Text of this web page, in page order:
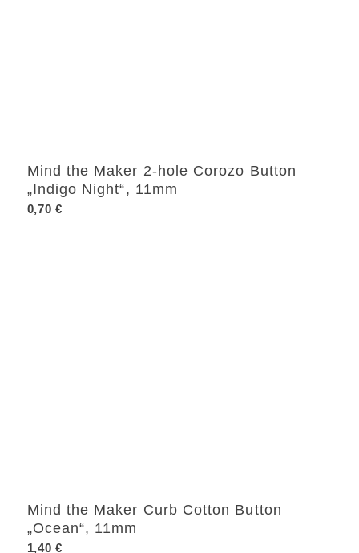
Mind the Maker 2-hole Corozo Button
„Indigo Night“, 11mm
0,70 €
Mind the Maker Curb Cotton Button
„Ocean“, 11mm
1,40 €